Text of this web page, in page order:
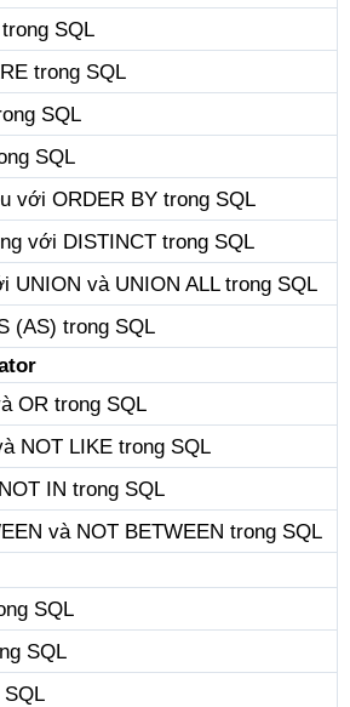
SQL
trong SQL
SQL
SQL
với ORDER BY trong SQL
với DISTINCT trong SQL
UNION và UNION ALL trong SQL
(AS) trong SQL
OR trong SQL
NOT LIKE trong SQL
IN trong SQL
và NOT BETWEEN trong SQL
SQL
SQL